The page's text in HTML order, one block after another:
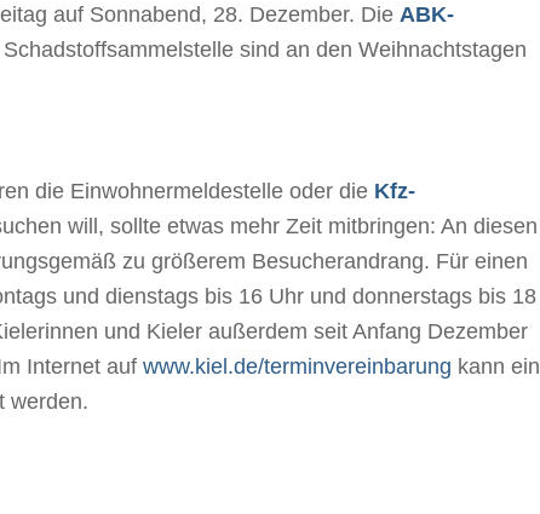
auf Sonnabend, 28. Dezember. Die ABK-
sind an den Weihnachtstagen
die Einwohnermeldestelle oder die Kfz-
will, sollte etwas mehr Zeit mitbringen: An diesen
zu größerem Besucherandrang. Für einen
und dienstags bis 16 Uhr und donnerstags bis 18
und Kieler außerdem seit Anfang Dezember
Internet aufwww.kiel.de/terminvereinbarung kann ein
werden.